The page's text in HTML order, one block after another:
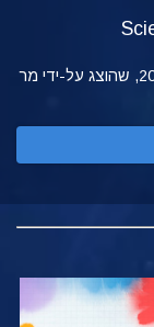
ההשקה של ערוץ ה-Scientology ב-12 במרץ 2018, שהוצג על-ידי מר